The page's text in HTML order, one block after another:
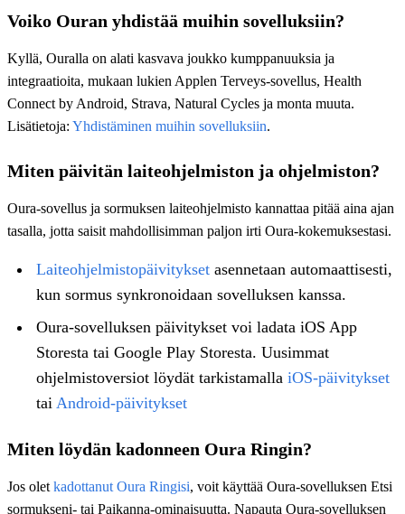
Voiko Ouran yhdistää muihin sovelluksiin?
Kyllä, Ouralla on alati kasvava joukko kumppanuuksia ja
integraatioita, mukaan lukien Applen Terveys-sovellus, Health
Connect by Android, Strava, Natural Cycles ja monta muuta.
Lisätietoja: Yhdistäminen muihin sovelluksiin.
Miten päivitän laiteohjelmiston ja ohjelmiston?
Oura-sovellus ja sormuksen laiteohjelmisto kannattaa pitää aina ajan
tasalla, jotta saisit mahdollisimman paljon irti Oura-kokemuksestasi.
Laiteohjelmistopäivitykset asennetaan automaattisesti,
kun sormus synkronoidaan sovelluksen kanssa.
Oura-sovelluksen päivitykset voi ladata iOS App
Storesta tai Google Play Storesta. Uusimmat
ohjelmistoversiot löydät tarkistamalla iOS-päivitykset
tai Android-päivitykset
Miten löydän kadonneen Oura Ringin?
Jos olet kadottanut Oura Ringisi, voit käyttää Oura-sovelluksen Etsi
sormukseni- tai Paikanna‑ominaisuutta. Napauta Oura-sovelluksen